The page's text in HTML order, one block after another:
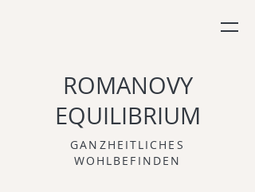
ROMANOVY
EQUILIBRIUM
GANZHEITLICHES
WOHLBEFINDEN